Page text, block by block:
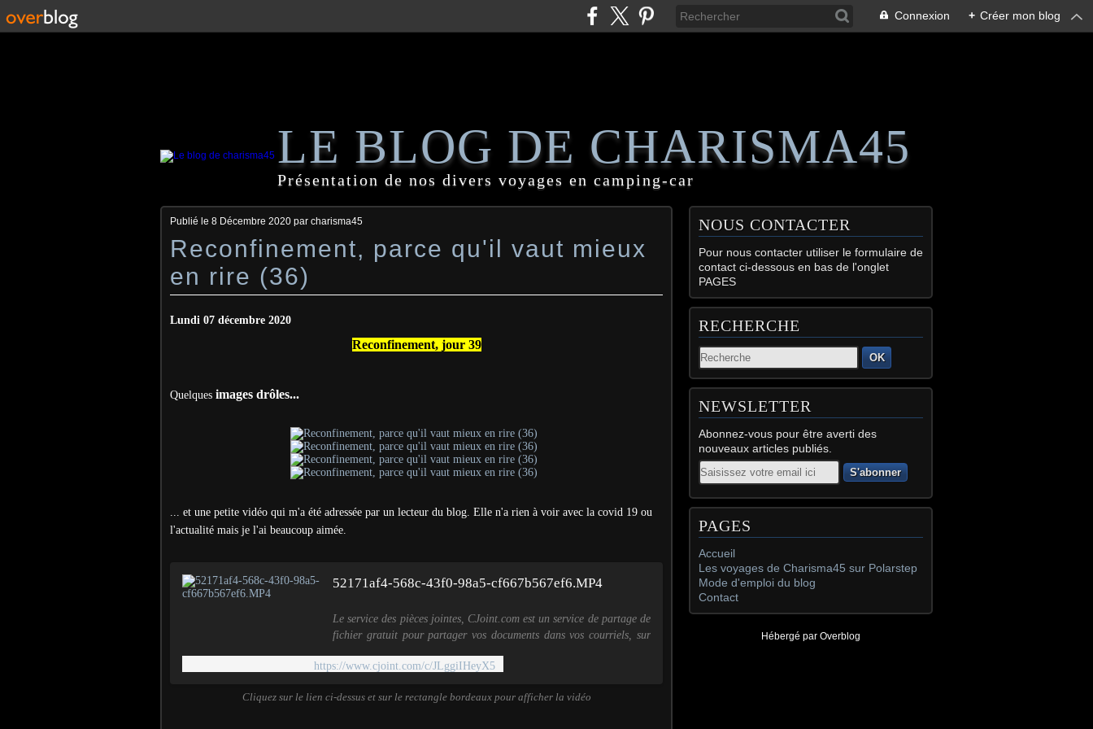
Connexion + Créer mon blog
LE BLOG DE CHARISMA45
Présentation de nos divers voyages en camping-car
Publié le 8 Décembre 2020 par charisma45
Reconfinement, parce qu'il vaut mieux
en rire (36)
Lundi 07 décembre 2020
Reconfinement, jour 39
Quelques images drôles...
... et une petite vidéo qui m'a été adressée par un lecteur du blog. Elle n'a rien à voir avec la covid 19 ou
l'actualité mais je l'ai beaucoup aimée.
52171af4-568c-43f0-98a5-cf667b567ef6.MP4
Le service des pièces jointes, CJoint.com est un service de partage de
fichier gratuit pour partager vos documents dans vos courriels, sur
https://www.cjoint.com/c/JLggiIHeyX5
Cliquez sur le lien ci-dessus et sur le rectangle bordeaux pour afficher la vidéo
NOUS CONTACTER
Pour nous contacter utiliser le formulaire de
contact ci-dessous en bas de l'onglet
PAGES
RECHERCHE
OK
NEWSLETTER
Abonnez-vous pour être averti des
nouveaux articles publiés.
Email
PAGES
Accueil
Les voyages de Charisma45 sur Polarstep
Mode d'emploi du blog
Contact
Hébergé par Overblog